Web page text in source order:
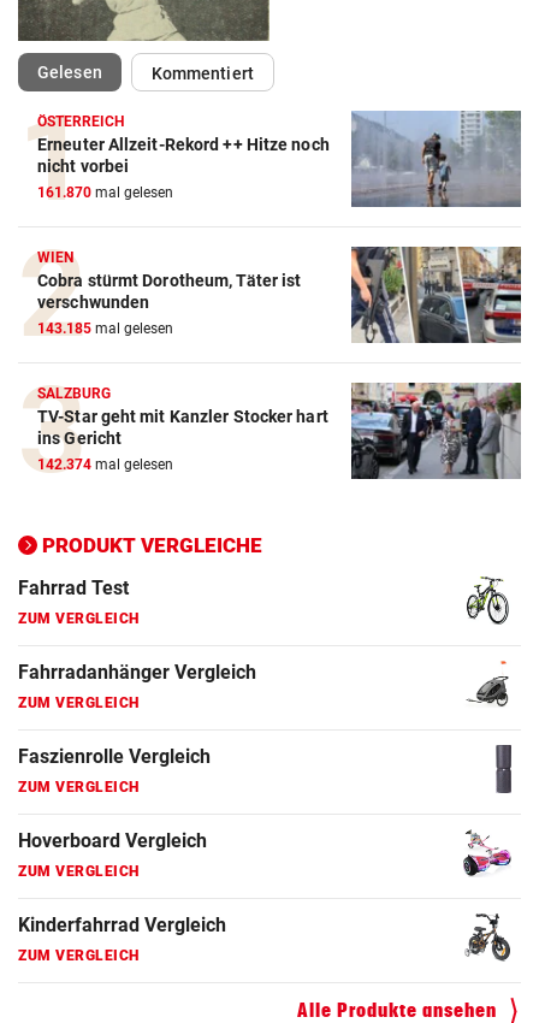
Gelesen(ausgewählt)Kommentiert
ÖSTERREICH
Erneuter Allzeit-Rekord ++ Hitze noch
nicht vorbei
161.870 mal gelesen
WIEN
Cobra stürmt Dorotheum, Täter ist
verschwunden
143.185 mal gelesen
SALZBURG
TV-Star geht mit Kanzler Stocker hart
ins Gericht
142.374 mal gelesen
PRODUKT VERGLEICHE
Action-Cam Vergleich
ZUM VERGLEICH
Crosstrainer Vergleich
ZUM VERGLEICH
E-Bike Vergleich
ZUM VERGLEICH
Elektro-Scooter Vergleich
ZUM VERGLEICH
ZUM VERGLEICH
Fahrrad Test
ZUM VERGLEICH
Fahrradanhänger Vergleich
ZUM VERGLEICH
Faszienrolle Vergleich
ZUM VERGLEICH
Hoverboard Vergleich
ZUM VERGLEICH
Kinderfahrrad Vergleich
ZUM VERGLEICH
Alle Produkte ansehen